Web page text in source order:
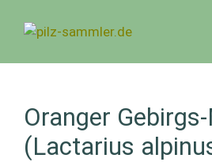
Inhalt
Oranger
(Lactarius